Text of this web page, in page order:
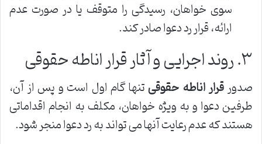
سوی خواهان، رسیدگی را متوقف یا در صورت عدم
ارائه، قرار رد دعوا صادر کند.
۳. روند اجرایی و آثار قرار اناطه حقوقی
صدورقرار اناطه حقوقیتنها گام اول است و پس از آن،
طرفین دعوا و به ویژه خواهان، مکلف به انجام اقداماتی
هستند که عدم رعایت آنها می تواند به رد دعوا منجر شود.